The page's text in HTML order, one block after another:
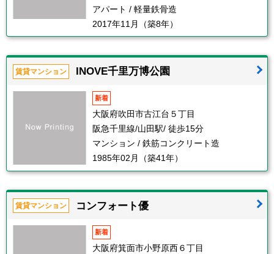
アパート / 軽量鉄骨造
2017年11月（築8年）
賃貸マンション INOVE千里万博公園
新着
大阪府吹田市古江台５丁目
阪急千里線/山田駅/ 徒歩15分
マンション / 鉄筋コンクリート造
1985年02月（築41年）
賃貸マンション コンフォート優
新着
大阪府箕面市小野原西６丁目